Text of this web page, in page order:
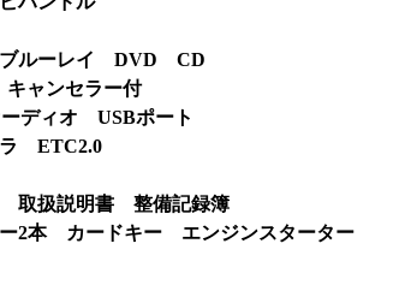
ルーレイ DVD CD
ャンセラー付
ーディオ USBポート
ラ ETC2.0
取扱説明書 整備記録簿
ー2本 カードキー エンジンスターター